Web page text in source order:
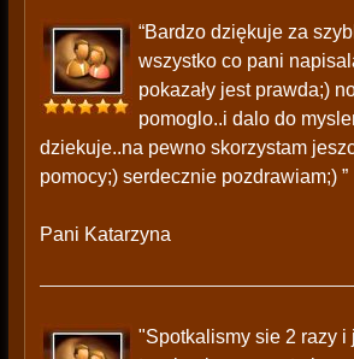
“Bardzo dziękuje za
wszystko co pani
pokazały jest prawda;)
pomoglo..i dalo do
dziekuje..na pewno skorzystam
pomocy;) serdecznie pozdrawiam;) ”
Pani Katarzyna
"Spotkalismy sie 2 razy i